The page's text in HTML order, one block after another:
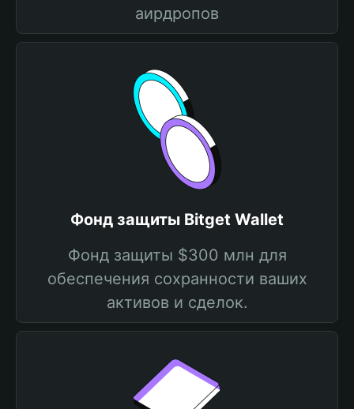
аирдропов
Фонд защиты Bitget Wallet
Фонд защиты $300 млн для
обеспечения сохранности ваших
активов и сделок.